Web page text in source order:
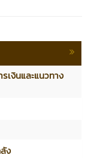
เงินและแนวทาง
ง